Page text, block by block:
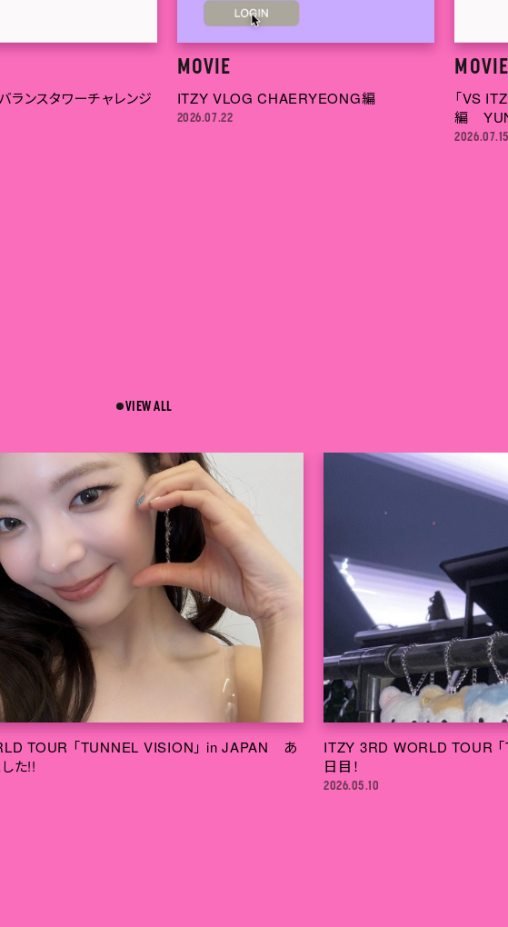
ランスタワーチャレンジ
MOVIE
ITZY VLOG CHAERYEONG編
2026.07.22
MOVIE
「VS
編
2026.07.15
VIEW ALL
TOUR 「TUNNEL VISION」 in JAPAN あ
た!!
ITZY 3RD WORLD TOUR
日目！
2026.05.10